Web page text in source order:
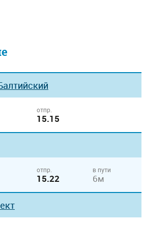
отпр.
15.15
отпр.
15.22
в пути
6м